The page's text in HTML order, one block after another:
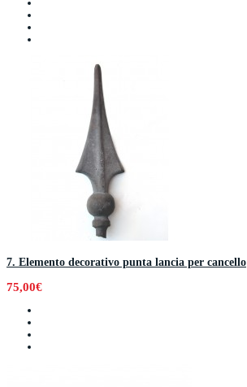
7. Elemento decorativo punta lancia per cancello
75,00€